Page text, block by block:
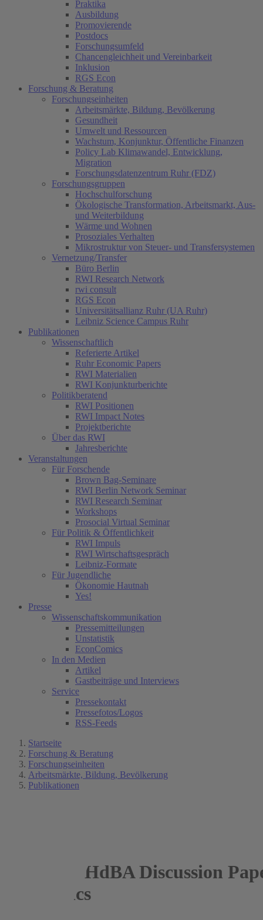
Praktika
Ausbildung
Promovierende
Postdocs
Forschungsumfeld
Chancengleichheit und Vereinbarkeit
Inklusion
RGS Econ
Forschung & Beratung
Forschungseinheiten
Arbeitsmärkte, Bildung, Bevölkerung
Gesundheit
Umwelt und Ressourcen
Wachstum, Konjunktur, Öffentliche Finanzen
Policy Lab Klimawandel, Entwicklung,
Migration
Forschungsdatenzentrum Ruhr (FDZ)
Forschungsgruppen
Hochschulforschung
Ökologische Transformation, Arbeitsmarkt, Aus-
und Weiterbildung
Wärme und Wohnen
Prosoziales Verhalten
Mikrostruktur von Steuer- und Transfersystemen
Vernetzung/Transfer
Büro Berlin
RWI Research Network
rwi consult
RGS Econ
Universitätsallianz Ruhr (UA Ruhr)
Leibniz Science Campus Ruhr
Publikationen
Wissenschaftlich
Referierte Artikel
Ruhr Economic Papers
RWI Materialien
RWI Konjunkturberichte
Politikberatend
RWI Positionen
RWI Impact Notes
Projektberichte
Über das RWI
Jahresberichte
Veranstaltungen
Für Forschende
Brown Bag-Seminare
RWI Berlin Network Seminar
RWI Research Seminar
Workshops
Prosocial Virtual Seminar
Für Politik & Öffentlichkeit
RWI Impuls
RWI Wirtschaftsgespräch
Leibniz-Formate
Für Jugendliche
Ökonomie Hautnah
Yes!
Presse
Wissenschaftskommunikation
Pressemitteilungen
Unstatistik
EconComics
In den Medien
Artikel
Gastbeiträge und Interviews
Service
Pressekontakt
Pressefotos/Logos
RSS-Feeds
Startseite
Forschung & Beratung
Forschungseinheiten
Arbeitsmärkte, Bildung, Bevölkerung
Publikationen
HdBA Discussion
Economics